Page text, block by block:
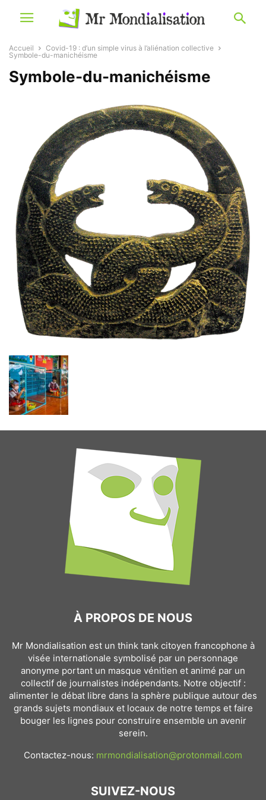
Accueil
Covid-19 : d’un simple virus à l’aliénation collective
Symbole-du-manichéisme
Symbole-du-manichéisme
À PROPOS DE NOUS
Mr Mondialisation est un think tank citoyen francophone à
visée internationale symbolisé par un personnage
anonyme portant un masque vénitien et animé par un
collectif de journalistes indépendants. Notre objectif :
alimenter le débat libre dans la sphère publique autour des
grands sujets mondiaux et locaux de notre temps et faire
bouger les lignes pour construire ensemble un avenir
serein.
Contactez-nous: mrmondialisation@protonmail.com
SUIVEZ-NOUS